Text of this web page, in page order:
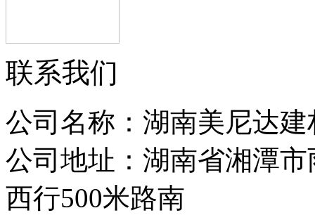
联系我们
公司名称：湖南美尼达
公司地址：湖南省湘潭
西行500米路南